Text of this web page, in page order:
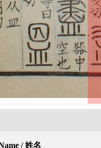
/ 姓名